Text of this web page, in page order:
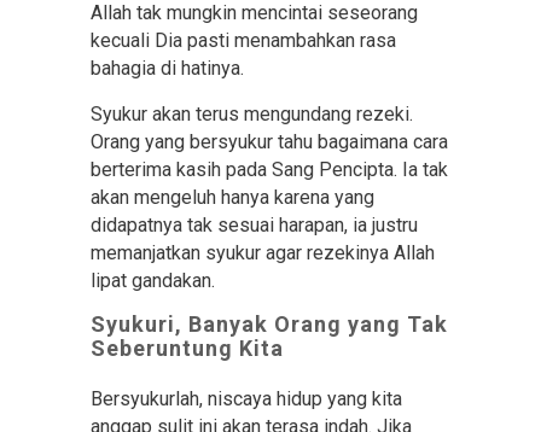
Allah tak mungkin mencintai seseorang
kecuali Dia pasti menambahkan rasa
bahagia di hatinya.
Syukur akan terus mengundang rezeki.
Orang yang bersyukur tahu bagaimana cara
berterima kasih pada Sang Pencipta. Ia tak
akan mengeluh hanya karena yang
didapatnya tak sesuai harapan, ia justru
memanjatkan syukur agar rezekinya Allah
lipat gandakan.
Syukuri, Banyak Orang yang Tak
Seberuntung Kita
Bersyukurlah, niscaya hidup yang kita
anggap sulit ini akan terasa indah. Jika